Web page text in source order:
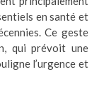
en santé et
Ce geste
qui prévoit une
l’urgence et